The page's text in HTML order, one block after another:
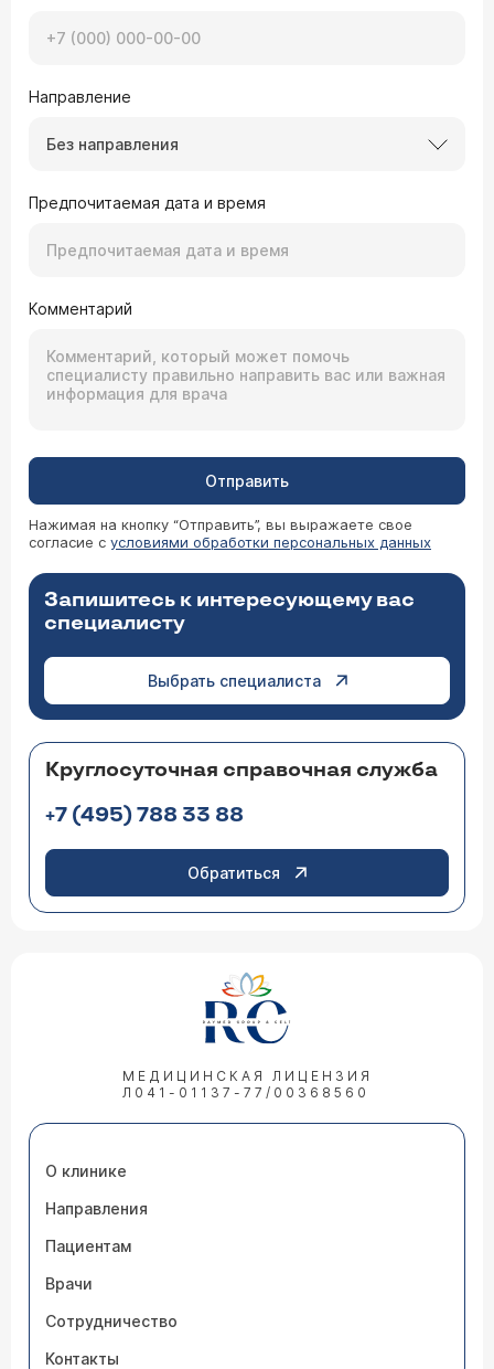
Направление
Без направления
Предпочитаемая дата и время
Комментарий
Отправить
Нажимая на кнопку “Отправить”, вы выражаете свое
согласие с условиями обработки персональных данных
Запишитесь к интересующему вас
специалисту
Выбрать специалиста
Круглосуточная справочная служба
+7 (495) 788 33 88
Обратиться
МЕДИЦИНСКАЯ ЛИЦЕНЗИЯ
Л041-01137-77/00368560
О клинике
Направления
Пациентам
Врачи
Сотрудничество
Контакты